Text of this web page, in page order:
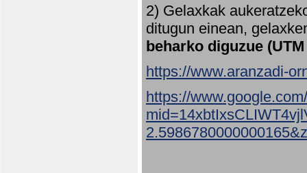
2) Gelaxkak
ditugun einean,
beharko diguzue
https://www.aranzadi-
https://